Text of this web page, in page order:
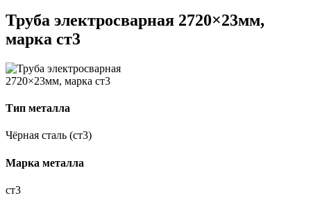
Труба электросварная 2720×23мм,
марка ст3
Тип металла
Чёрная сталь (ст3)
Марка металла
ст3